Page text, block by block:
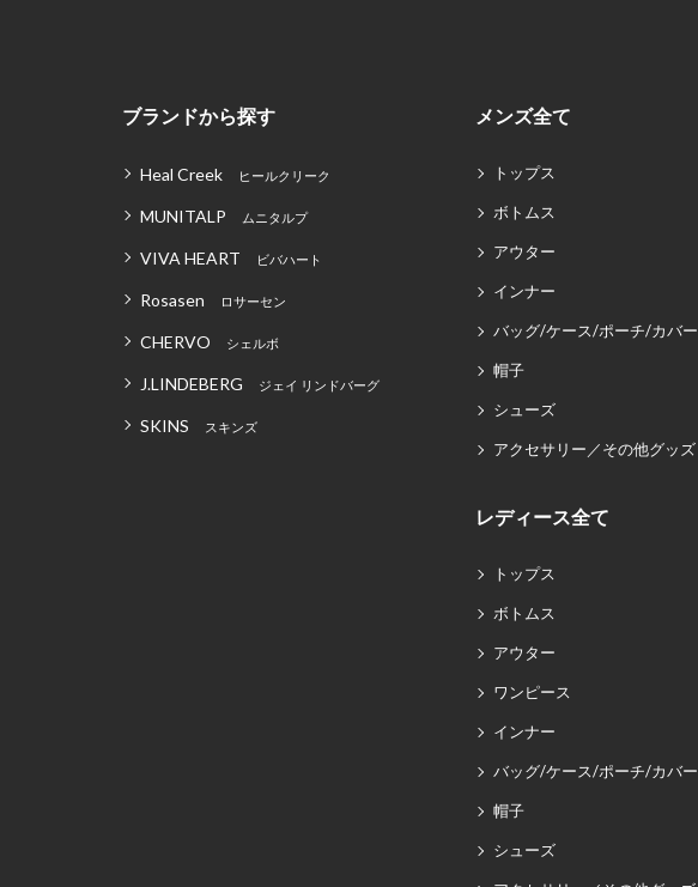
ブランドから探す
Heal Creek ヒールクリーク
MUNITALP ムニタルプ
VIVA HEART ビバハート
Rosasen ロサーセン
CHERVO シェルボ
J.LINDEBERG ジェイ リンドバーグ
SKINS スキンズ
メンズ全て
トップス
ボトムス
アウター
インナー
バッグ/ケース/ポーチ/カバー
帽子
シューズ
アクセサリー／その他グッズ
レディース全て
トップス
ボトムス
アウター
ワンピース
インナー
バッグ/ケース/ポーチ/カバー
帽子
シューズ